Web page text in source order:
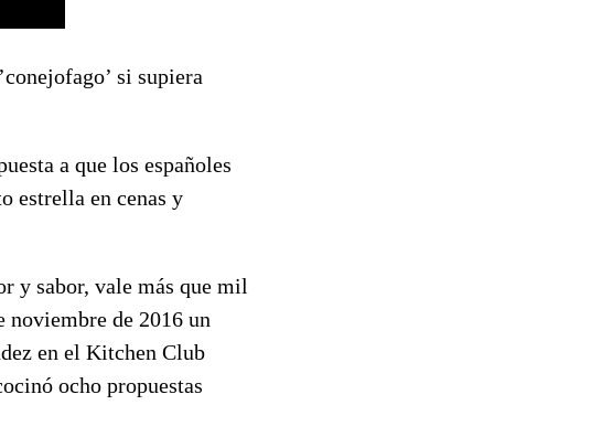
si supiera
a que los españoles
estrella en cenas y
y sabor, vale más que mil
noviembre de 2016 un
en el Kitchen Club
ocho propuestas